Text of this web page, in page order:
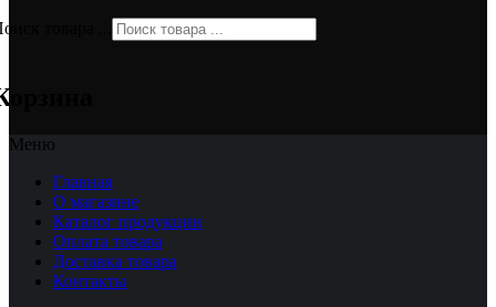
товара ...
Меню
Главная
О магазине
Каталог продукции
Оплата товара
Доставка товара
Контакты